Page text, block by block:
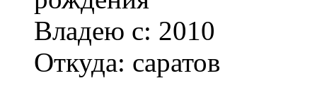
Владею с: 2010
Откуда: саратов